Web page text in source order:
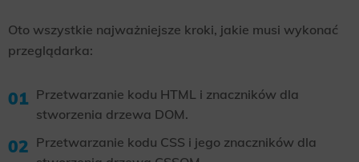
Oto wszystkie najważniejsze kroki, jakie musi wykonać
przeglądarka:
Przetwarzanie kodu HTML i znaczników dla
stworzenia drzewa DOM.
Przetwarzanie kodu CSS i jego znaczników dla